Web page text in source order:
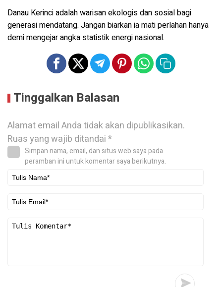
Danau Kerinci adalah warisan ekologis dan sosial bagi
generasi mendatang. Jangan biarkan ia mati perlahan hanya
demi mengejar angka statistik energi nasional.
Tinggalkan Balasan
Alamat email Anda tidak akan dipublikasikan.
Ruas yang wajib ditandai*
Simpan nama, email, dan situs web saya pada
peramban ini untuk komentar saya berikutnya.